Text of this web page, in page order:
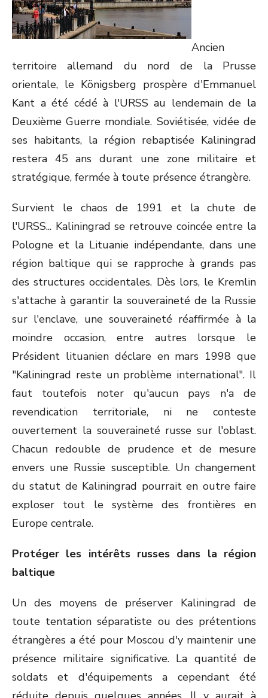
Ancien
territoire allemand du nord de la Prusse
orientale, le Königsberg prospère d'Emmanuel
Kant a été cédé à l'URSS au lendemain de la
Deuxième Guerre mondiale. Soviétisée, vidée de
ses habitants, la région rebaptisée Kaliningrad
restera 45 ans durant une zone militaire et
stratégique, fermée à toute présence étrangère.
Survient le chaos de 1991 et la chute de
l'URSS... Kaliningrad se retrouve coincée entre la
Pologne et la Lituanie indépendante, dans une
région baltique qui se rapproche à grands pas
des structures occidentales. Dès lors, le Kremlin
s'attache à garantir la souveraineté de la Russie
sur l'enclave, une souveraineté réaffirmée à la
moindre occasion, entre autres lorsque le
Président lituanien déclare en mars 1998 que
"Kaliningrad reste un problème international". Il
faut toutefois noter qu'aucun pays n'a de
revendication territoriale, ni ne conteste
ouvertement la souveraineté russe sur l'oblast.
Chacun redouble de prudence et de mesure
envers une Russie susceptible. Un changement
du statut de Kaliningrad pourrait en outre faire
exploser tout le système des frontières en
Europe centrale.
Protéger les intérêts russes dans la région
baltique
Un des moyens de préserver Kaliningrad de
toute tentation séparatiste ou des prétentions
étrangères a été pour Moscou d'y maintenir une
présence militaire significative. La quantité de
soldats et d'équipements a cependant été